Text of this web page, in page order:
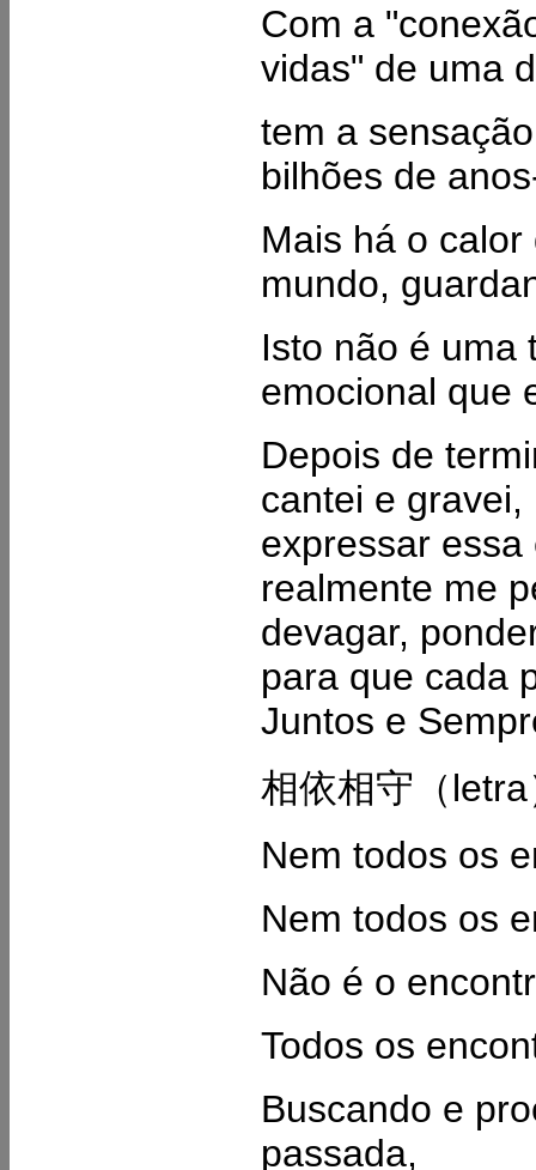
Com a
vidas" de uma
tem a
bilhões de
Mais há o
mundo,
Isto não é uma
emocional que
Depois de
cantei e
expressar
realmente me
devagar,
para que cada
Juntos e
相依相守（letra
Nem todos os
Nem todos os
Não é o
Todos os
Buscando e
passada,